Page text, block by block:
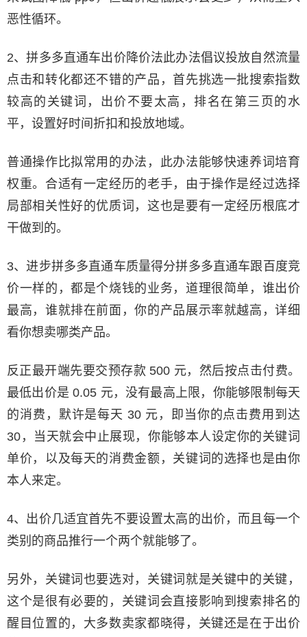
恶性循环。
2、拼多多直通车出价降价法此办法倡议投放自然流量
点击和转化都还不错的产品，首先挑选一批搜索指数
较高的关键词，出价不要太高，排名在第三页的水
平，设置好时间折扣和投放地域。
普通操作比拟常用的办法，此办法能够快速养词培育
权重。合适有一定经历的老手，由于操作是经过选择
局部相关性好的优质词，这也是要有一定经历根底才
干做到的。
3、进步拼多多直通车质量得分拼多多直通车跟百度竞
价一样的，都是个烧钱的业务，道理很简单，谁出价
最高，谁就排在前面，你的产品展示率就越高，详细
看你想卖哪类产品。
反正最开端先要交预存款 500 元，然后按点击付费。
最低出价是 0.05 元，没有最高上限，你能够限制每天
的消费，默许是每天 30 元，即当你的点击费用到达
30，当天就会中止展现，你能够本人设定你的关键词
单价，以及每天的消费金额，关键词的选择也是由你
本人来定。
4、出价几适宜首先不要设置太高的出价，而且每一个
类别的商品推行一个两个就能够了。
另外，关键词也要选对，关键词就是关键中的关键，
这个是很有必要的，关键词会直接影响到搜索排名的
醒目位置的，大多数卖家都晓得，关键还是在于出价